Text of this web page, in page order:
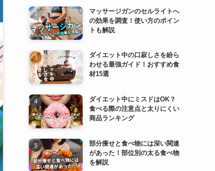
マッサージガンのセルライトへ
の効果を調査！使い方のポイン
トも解説
ダイエット中の口寂しさを紛ら
わせる最強ガイド！おすすめ食
材15選
ダイエット中にミスドはOK？
食べる際の注意点と太りにくい
商品ランキング
部分痩せと食べ物には深い関連
があった！部位別の太る食べ物
を解説